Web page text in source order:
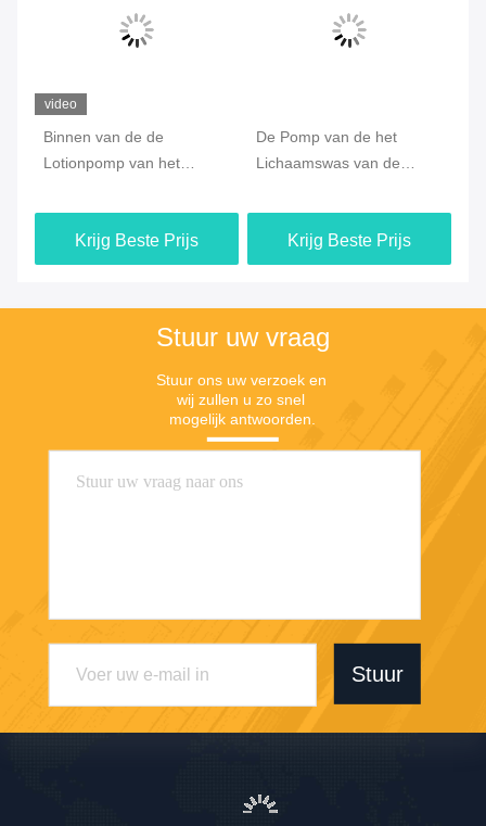
video
Binnen van de de
Lotionpomp van het
Plastic pp Materiaal voor
300ml-Fles
Krijg Beste Prijs
De Pomp van de het
Lichaamswas van de
40MM van de Lotionfles
Krijg Beste Prijs
Stuur uw vraag
Stuur ons uw verzoek en
wij zullen u zo snel
mogelijk antwoorden.
Stuur